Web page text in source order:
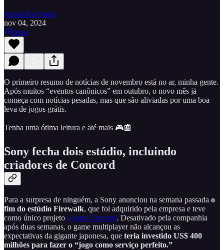
Jornal dos Jogos
nov 04, 2024
Ouça
O primeiro resumo de notícias de novembro está no ar, minha gente.
Após muitos “eventos canônicos” em outubro, o novo mês já
começa com notícias pesadas, mas que são aliviadas por uma boa
leva de jogos grátis.
Tenha uma ótima leitura e até mais 🎮📰
Sony fecha dois estúdio, incluindo
criadores de Concord
Para a surpresa de ninguém, a Sony anunciou na semana passada o
fim do estúdio Firewalk, que foi adquirido pela empresa e teve
como único projeto o jogo Concord. Desativado pela companhia
após duas semanas, o game multiplayer não alcançou as
expectativas da gigante japonesa, que teria investido US$ 400
milhões para fazer o “jogo como serviço perfeito.”